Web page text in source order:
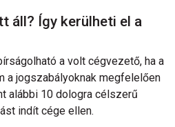
áll? Így kerülheti el a
a volt cégvezető, ha a
a jogszabályoknak megfelelően
alábbi 10 dologra célszerű
indít cége ellen.